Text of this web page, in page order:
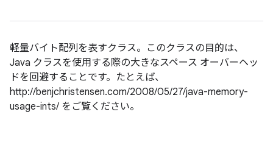
軽量バイト配列を表すクラス。このクラスの目的は、
Java クラスを使用する際の大きなスペース オーバーヘッ
ドを回避することです。たとえば、
http://benjchristensen.com/2008/05/27/java-memory-
usage-ints/ をご覧ください。